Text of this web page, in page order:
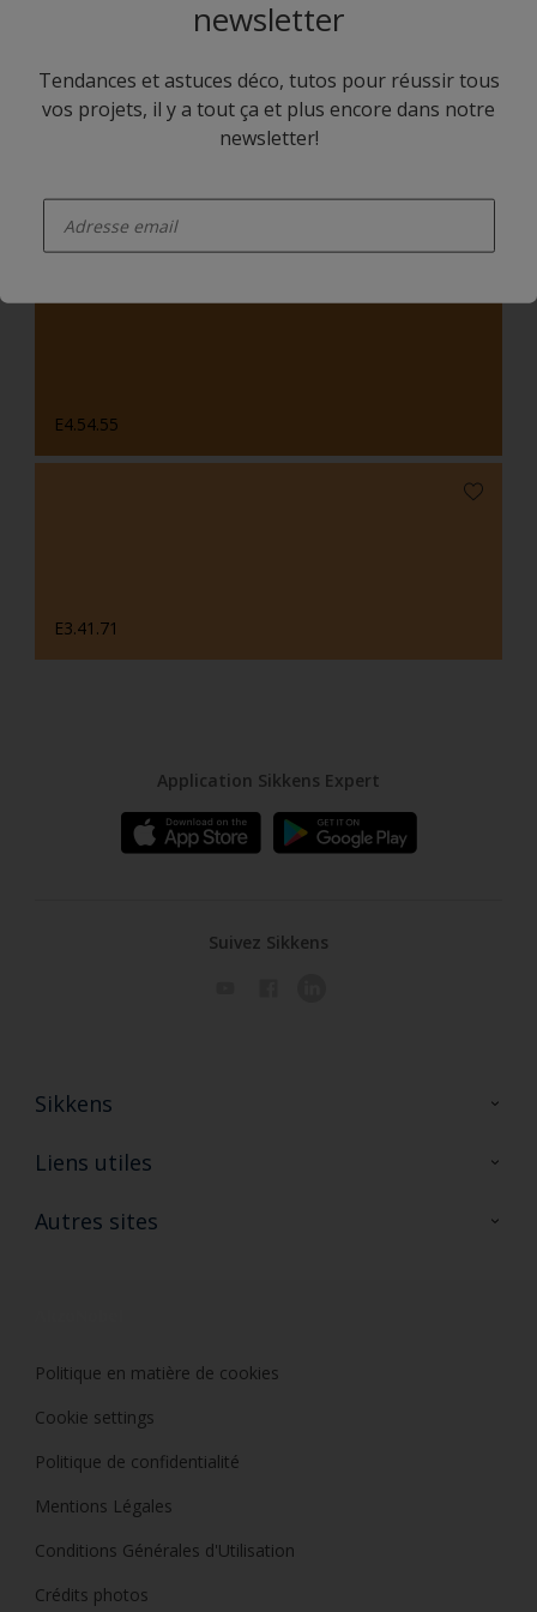
E3.06.85
E4.54.55
E3.41.71
newsletter
Tendances et astuces déco, tutos pour réussir tous
vos projets, il y a tout ça et plus encore dans notre
newsletter!
Application Sikkens Expert
Suivez Sikkens
Sikkens
A propos de Sikkens
Liens utiles
Ouvrir un magasin PASS
Autres sites
Politique en matière de cookies
Cookie settings
Politique de confidentialité
Mentions Légales
Conditions Générales d'Utilisation
Crédits photos